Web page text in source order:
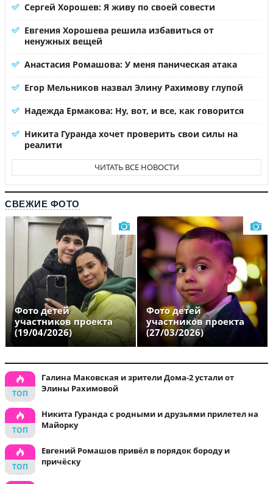
Сергей Хорошев: Я живу по своей совести
Евгения Хорошева решила избавиться от
ненужных вещей
Анастасия Ромашова: У меня паническая атака
Егор Мельников назвал Элину Рахимову глупой
Надежда Ермакова: Ну, вот, и все, как говорится
Никита Гуранда хочет проверить свои силы на
реалити
ЧИТАТЬ ВСЕ НОВОСТИ
СВЕЖИЕ ФОТО
Фото детей
участников проекта
(19/04/2026)
Фото детей
участников проекта
(27/03/2026)
Галина Маковская и зрители Дома-2 устали от
Элины Рахимовой
Никита Гуранда с родными и друзьями прилетел на
Майорку
Евгений Ромашов привёл в порядок бороду и
причёску